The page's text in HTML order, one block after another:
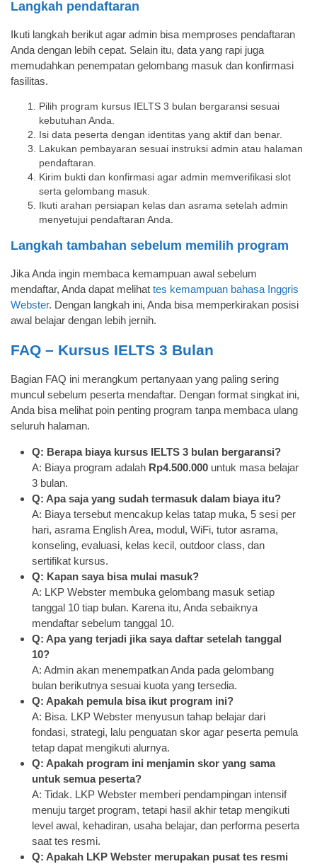
Langkah pendaftaran
Ikuti langkah berikut agar admin bisa memproses pendaftaran
Anda dengan lebih cepat. Selain itu, data yang rapi juga
memudahkan penempatan gelombang masuk dan konfirmasi
fasilitas.
Pilih program kursus IELTS 3 bulan bergaransi sesuai
kebutuhan Anda.
Isi data peserta dengan identitas yang aktif dan benar.
Lakukan pembayaran sesuai instruksi admin atau halaman
pendaftaran.
Kirim bukti dan konfirmasi agar admin memverifikasi slot
serta gelombang masuk.
Ikuti arahan persiapan kelas dan asrama setelah admin
menyetujui pendaftaran Anda.
Langkah tambahan sebelum memilih program
Jika Anda ingin membaca kemampuan awal sebelum
mendaftar, Anda dapat melihat tes kemampuan bahasa Inggris
Webster. Dengan langkah ini, Anda bisa memperkirakan posisi
awal belajar dengan lebih jernih.
FAQ – Kursus IELTS 3 Bulan
Bagian FAQ ini merangkum pertanyaan yang paling sering
muncul sebelum peserta mendaftar. Dengan format singkat ini,
Anda bisa melihat poin penting program tanpa membaca ulang
seluruh halaman.
Q: Berapa biaya kursus IELTS 3 bulan bergaransi?
A: Biaya program adalah Rp4.500.000 untuk masa belajar
3 bulan.
Q: Apa saja yang sudah termasuk dalam biaya itu?
A: Biaya tersebut mencakup kelas tatap muka, 5 sesi per
hari, asrama English Area, modul, WiFi, tutor asrama,
konseling, evaluasi, kelas kecil, outdoor class, dan
sertifikat kursus.
Q: Kapan saya bisa mulai masuk?
A: LKP Webster membuka gelombang masuk setiap
tanggal 10 tiap bulan. Karena itu, Anda sebaiknya
mendaftar sebelum tanggal 10.
Q: Apa yang terjadi jika saya daftar setelah tanggal
10?
A: Admin akan menempatkan Anda pada gelombang
bulan berikutnya sesuai kuota yang tersedia.
Q: Apakah pemula bisa ikut program ini?
A: Bisa. LKP Webster menyusun tahap belajar dari
fondasi, strategi, lalu penguatan skor agar peserta pemula
tetap dapat mengikuti alurnya.
Q: Apakah program ini menjamin skor yang sama
untuk semua peserta?
A: Tidak. LKP Webster memberi pendampingan intensif
menuju target program, tetapi hasil akhir tetap mengikuti
level awal, kehadiran, usaha belajar, dan performa peserta
saat tes resmi.
Q: Apakah LKP Webster merupakan pusat tes resmi